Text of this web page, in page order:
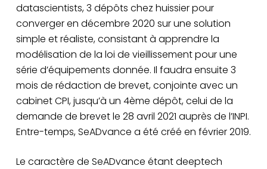
datascientists, 3 dépôts chez huissier pour
converger en décembre 2020 sur une solution
simple et réaliste, consistant à apprendre la
modélisation de la loi de vieillissement pour une
série d’équipements donnée. Il faudra ensuite 3
mois de rédaction de brevet, conjointe avec un
cabinet CPI, jusqu’à un 4ème dépôt, celui de la
demande de brevet le 28 avril 2021 auprès de l’INPI.
Entre-temps, SeADvance a été créé en février 2019.
Le caractère de SeADvance étant deeptech